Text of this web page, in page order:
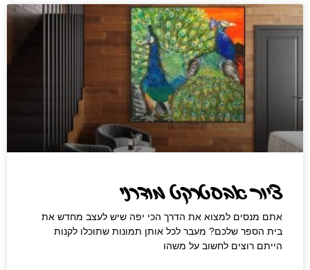
ציור אבסטרקט מודרני
אתם מנסים למצוא את הדרך הכי יפה שיש לעצב מחדש את
בית הספר שלכם? מעבר לכל אותן תמונות שתוכלו לקנות
הייתם רוצים לחשוב על משהו